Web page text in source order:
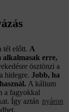
tél előtt. A
alkalmasak erre,
ösztönzi a
hidegre. Jobb, ha
A kálium
a fagyokkal
Így aztán nyáron